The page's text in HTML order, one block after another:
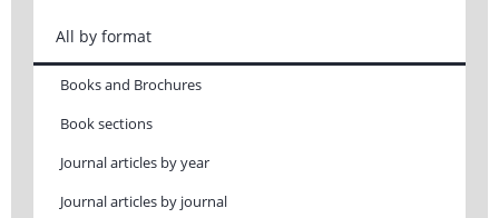
All by format
Books and Brochures
Book sections
Journal articles by year
Journal articles by journal